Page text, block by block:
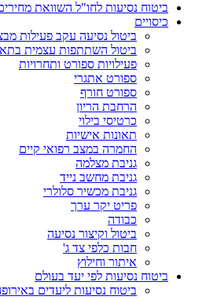
ביטוח נסיעות לחו"ל השוואת
כיסויים
ביטול נסיעה עקב פעילות
ביטול השתתפות עצמית
פעילויות ספורט ותחרויות
ספורט אתגרי
ספורט חורף
הרחבת הריון
כרטיסי בילוי
תאונות אישיות
החמרה במצב רפואי קיים
גניבת מצלמה
גניבת מחשב נייד
גניבת מכשיר סלולרי
פריט יקר ערך
כבודה
ביטול וקיצור נסיעה
חבות כלפי צד ג'
איתור וחילוץ
ביטוח נסיעות לפי יעד בעולם
ביטוח נסיעות ליעדים